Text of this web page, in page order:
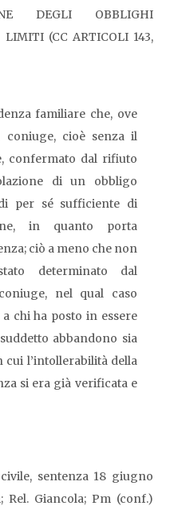
DEGLI OBBLIGHI
(CC ARTICOLI 143,
familiare che, ove
coniuge, cioè senza il
confermato dal rifiuto
di un obbligo
per sé sufficiente di
in quanto porta
ciò a meno che non
determinato dal
nel qual caso
chi ha posto in essere
abbandono sia
l’intollerabilità della
si era già verificata e
sentenza 18 giugno
Rel. Giancola; Pm (conf.)